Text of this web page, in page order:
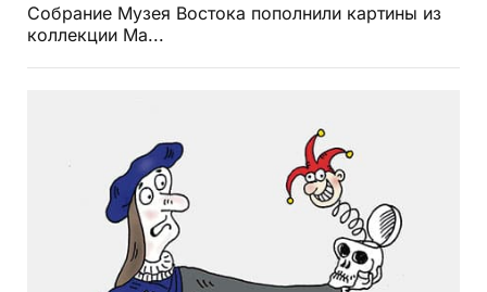
Собрание Музея Востока пополнили картины из
коллекции Ма...